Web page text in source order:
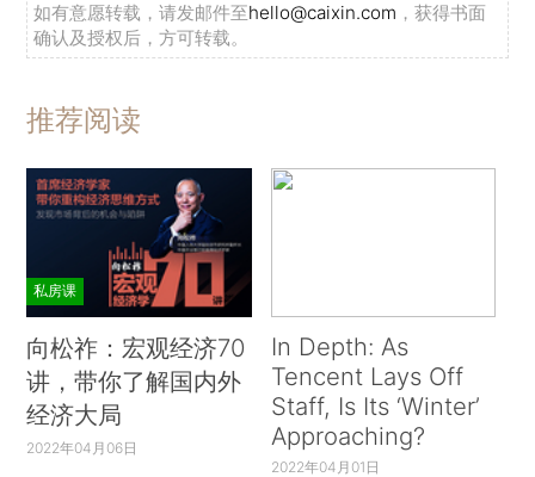
如有意愿转载，请发邮件至hello@caixin.com ，获得书面
确认及授权后，方可转载。
推荐阅读
私房课
向松祚：宏观经济70
讲，带你了解国内外
经济大局
2022年04月06日
In Depth: As
Tencent Lays Off
Staff, Is Its ‘Winter’
Approaching?
2022年04月01日